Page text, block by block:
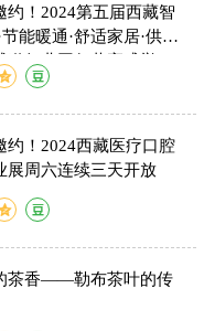
约！2024第五届西藏智
能暖通·舒适家居·供氧
邀行业同仁共襄盛举
约！2024西藏医疗口腔
展周六连续三天开放
茶香——勒布茶叶的传